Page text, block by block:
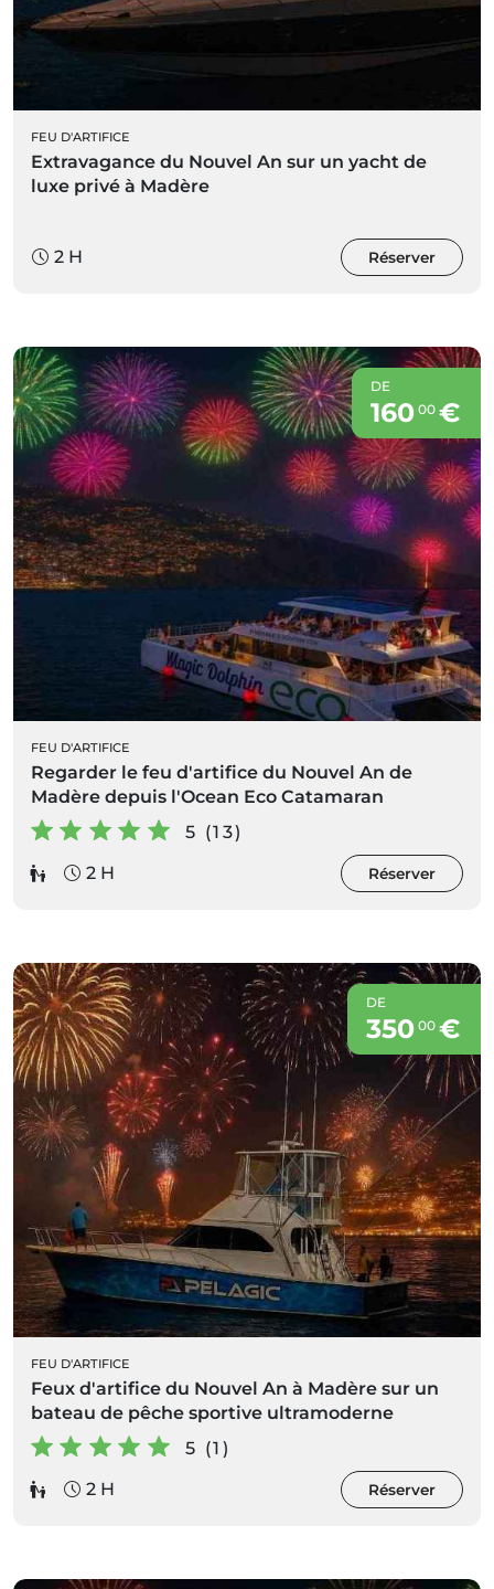
FEU D'ARTIFICE
Extravagance du Nouvel An sur un yacht de
luxe privé à Madère
2 H Réserver
DE
160 00€
FEU D'ARTIFICE
Regarder le feu d'artifice du Nouvel An de
Madère depuis l'Ocean Eco Catamaran
5 (13)
2 H
Réserver
DE
350 00€
FEU D'ARTIFICE
Feux d'artifice du Nouvel An à Madère sur un
bateau de pêche sportive ultramoderne
5 (1)
2 H
Réserver